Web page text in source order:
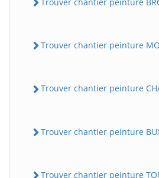
Trouver chantier peinture
Trouver chantier peinture
Trouver chantier peinture
Trouver chantier peinture